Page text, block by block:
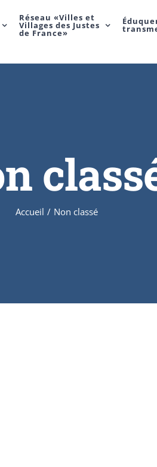
Réseau «Villes et
Villages des Justes
de France»
Accueil / Non classé